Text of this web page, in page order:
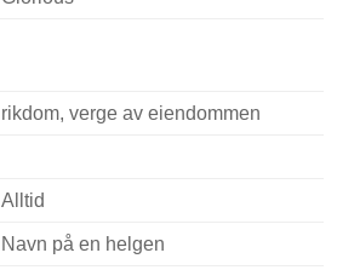
rikdom, verge av eiendommen
Alltid
Navn på en helgen